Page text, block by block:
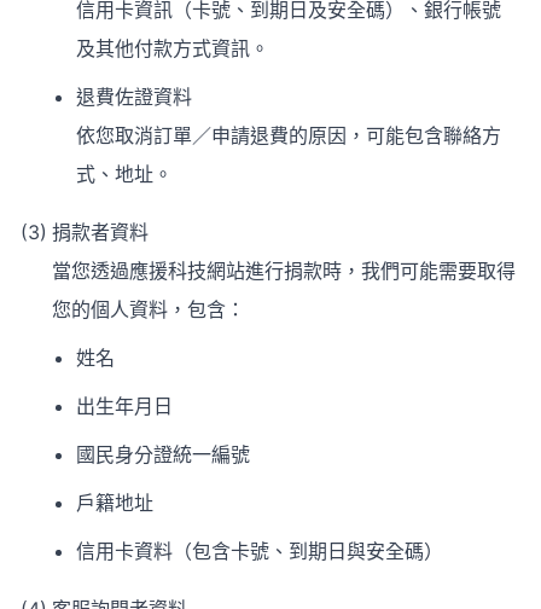
信用卡資訊（卡號、到期日及安全碼）、銀行帳號
及其他付款方式資訊。
退費佐證資料
依您取消訂單／申請退費的原因，可能包含聯絡方
式、地址。
捐款者資料
當您透過應援科技網站進行捐款時，我們可能需要取得
您的個人資料，包含：
姓名
出生年月日
國民身分證統一編號
戶籍地址
信用卡資料（包含卡號、到期日與安全碼）